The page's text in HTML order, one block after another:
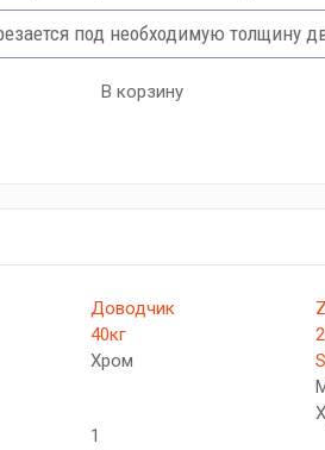
под необходимую толщину
В корзину
Доводчик
40кг
Хром
1